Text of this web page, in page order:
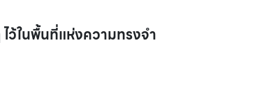
ว้ในพื้นที่แห่งความทรงจำ